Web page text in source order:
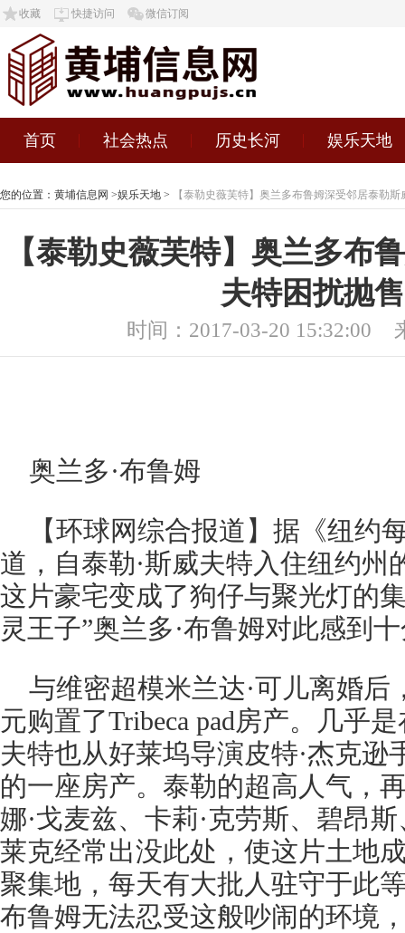
收藏 快捷访问 微信订阅
首页 社会热点 历史长河 娱乐天地
您的位置： 黄埔信息网 >娱乐天地 > 【泰勒史薇芙特】奥兰多布鲁姆深受邻居泰勒
【泰勒史薇芙特】奥兰多布
夫特困扰抛
时间：2017-03-20 15:32:00
奥兰多·布鲁姆
【环球网综合报道】据《纽约
道，自泰勒·斯威夫特入住纽约州
这片豪宅变成了狗仔与聚光灯的
灵王子”奥兰多·布鲁姆对此感到
与维密超模米兰达·可儿离婚后
元购置了Tribeca pad房产。几乎
夫特也从好莱坞导演皮特·杰克逊
的一座房产。泰勒的超高人气，
娜·戈麦兹、卡莉·克劳斯、碧昂
莱克经常出没此处，使这片土地
聚集地，每天有大批人驻守于此
布鲁姆无法忍受这般吵闹的环境